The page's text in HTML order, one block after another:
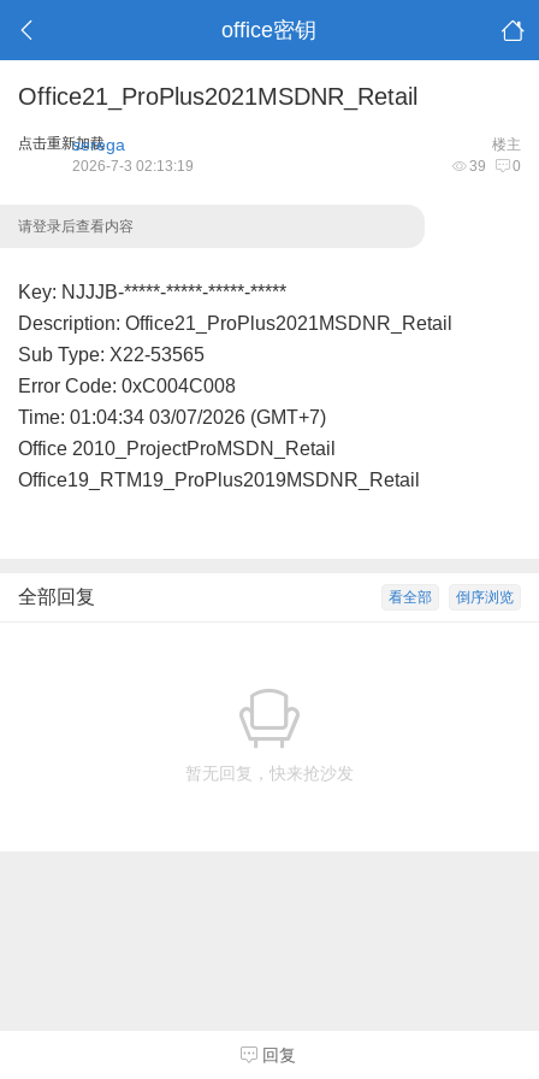
office密钥
Office21_ProPlus2021MSDNR_Retail
点击重新加载 楼主
serega
39 0
2026-7-3 02:13:19
请登录后查看内容
Key: NJJJB-*****-*****-*****-*****
Description: Office21_ProPlus2021MSDNR_Retail
Sub Type: X22-53565
Error Code: 0xC004C008
Time: 01:04:34 03/07/2026 (GMT+7)
Office 2010_ProjectProMSDN_Retail
Office19_RTM19_ProPlus2019MSDNR_Retail
倒序浏览
看全部
全部回复
暂无回复，快来抢沙发
回复